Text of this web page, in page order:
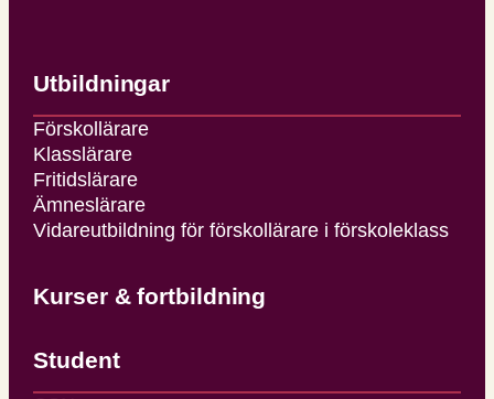
Utbildningar
Förskollärare
Klasslärare
Fritidslärare
Ämneslärare
Vidareutbildning för förskollärare i förskoleklass
Kurser & fortbildning
Student